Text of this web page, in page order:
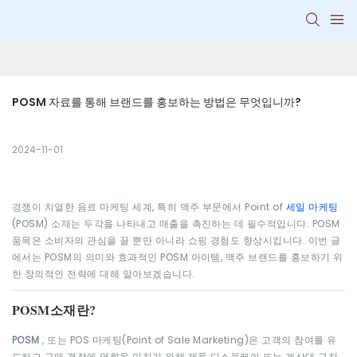
POSM 자료를 통해 브랜드를 홍보하는 방법은 무엇입니까?
2024-11-01
경쟁이 치열한 음료 마케팅 세계, 특히 맥주 부문에서 Point of 세일 마케팅
(POSM) 소재는 두각을 나타내고 매출을 촉진하는 데 필수적입니다. POSM
품목은 소비자의 관심을 끌 뿐만 아니라 쇼핑 경험도 향상시킵니다. 이번 글
에서는 POSM의 의미와 효과적인 POSM 아이템, 맥주 브랜드를 홍보하기 위
한 창의적인 전략에 대해 알아보겠습니다.
POSM소재란?
POSM, 또는 POS 마케팅(Point of Sale Marketing)은 고객의 참여를 유